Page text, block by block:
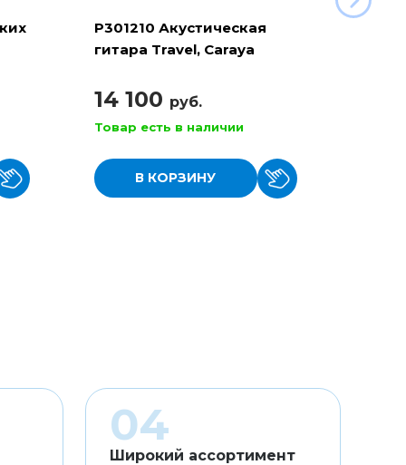
P301210 Акустическая
гитара Travel, Caraya
14 100 руб.
Товар есть в наличии
В КОРЗИНУ
Широкий ассортимент